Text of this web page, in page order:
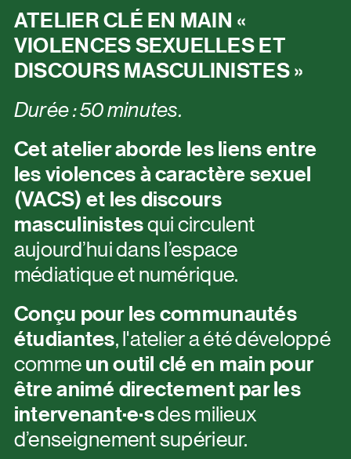
ATELIER CLÉ EN MAIN «
VIOLENCES SEXUELLES ET
DISCOURS MASCULINISTES »
Durée : 50 minutes.
Cet atelier aborde les liens entre
les violences à caractère sexuel
(VACS) et les discours
masculinistesqui circulent
aujourd’hui dans l’espace
médiatique et numérique.
Conçu pour les communautés
étudiantes, l'atelier a été développé
commeun outil clé en main pour
être animé directement par les
intervenant·e·sdes milieux
d’enseignement supérieur.